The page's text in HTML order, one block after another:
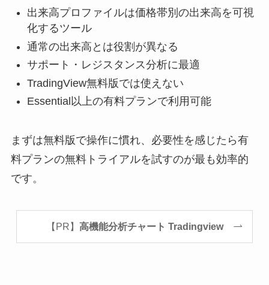
出来高プロファイルは価格帯別の出来高を可視
化するツール
通常の出来高とは役割が異なる
サポート・レジスタンス分析に最適
TradingView無料版では使えない
Essential以上の有料プランで利用可能
まずは無料版で操作に慣れ、必要性を感じたら有
料プランの無料トライアルを試すのが最も効率的
です。
【PR】 高機能分析チャート Tradingview